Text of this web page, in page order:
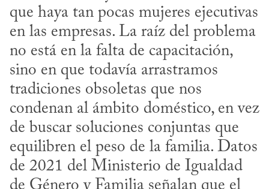
que haya tan pocas mujeres ejecutivas
en las empresas. La raíz del problema
no está en la falta de capacitación,
sino en que todavía arrastramos
tradiciones obsoletas que nos
condenan al ámbito doméstico, en vez
de buscar soluciones conjuntas que
equilibren el peso de la familia. Datos
de 2021 del Ministerio de Igualdad
de Género y Familia señalan que el